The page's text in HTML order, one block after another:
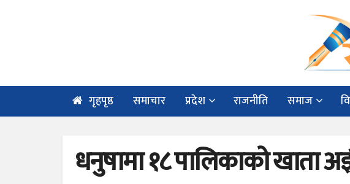
गृहपृष्ठ समाचार प्रदेश राजनीति समाज
धनुषामा १८ पालिकाको खाता